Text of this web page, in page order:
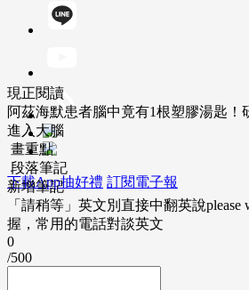
下載App抽好禮 訂閱電子報
現正閱讀
阿茲海默患者腦中竟有1根塑膠湯匙！
進入大腦
畫重點
段落筆記
新增筆記
「請稍等」英文別直接中翻英說please
握，常用的電話對談英文
0
/500